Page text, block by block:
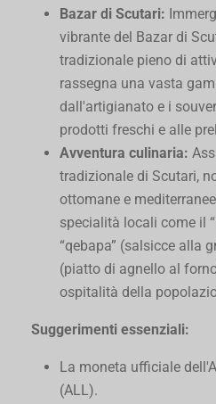
Bazar di Scutari:
vibrante del Bazar di
tradizionale pieno di
rassegna una vasta
dall'artigianato e i
prodotti freschi e alle
Avventura culinaria:
tradizionale di Scutari,
ottomane e
specialità locali come il
“qebapa” (salsicce alla
(piatto di agnello al
ospitalità della
Suggerimenti essenziali:
La moneta ufficiale
(ALL).